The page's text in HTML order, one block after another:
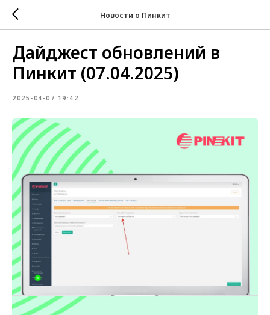
Новости о Пинкит
Дайджест обновлений в
Пинкит (07.04.2025)
2025-04-07 19:42